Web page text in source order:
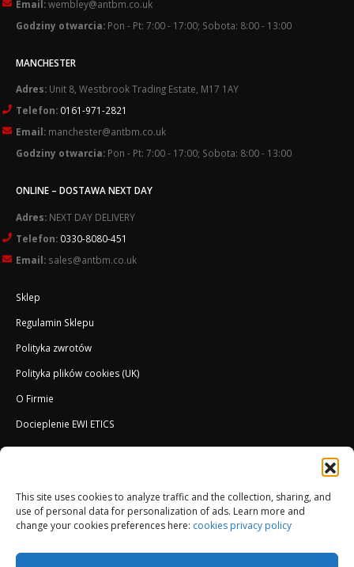
This site uses cookies to analyze traffic and the collection, sharing, and
use of personal data for personalization of ads. Learn more and
change your cookies preferences here: cookies privacy policy
Email:wembley@antbm.co.uk
Godziny otwarcia: Pon - Pt: 7:00 - 17:00; Sobota: 8:00 - 13:00
MANCHESTER
Adres: Unit 8, Westbrook Trading Estate, M17 1AY
Telefon: 0161-971-2821
Email: manchester@antbm.co.uk
Godziny otwarcia: Pon - Pt: 7:00 - 17:00; Sobota: 8:00 - 13:00
ONLINE – DOSTAWA NEXT DAY
Adres: NEXT DAY DELIVERY
Telefon: 0330-8080-451
Email: sales@antbm.co.uk
Sklep
Regulamin Sklepu
Polityka zwrotów
Polityka plików cookies (UK)
O Firmie
Docieplenie EWI ETICS